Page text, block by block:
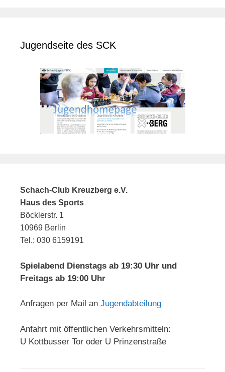
Jugendseite des SCK
Schach-Club Kreuzberg e.V.
Haus des Sports
Böcklerstr. 1
10969 Berlin
Tel.: 030 6159191
Spielabend Dienstags ab 19:30 Uhr und
Freitags ab 19:00 Uhr
Anfragen per Mail an Jugendabteilung
Anfahrt mit öffentlichen Verkehrsmitteln:
U Kottbusser Tor oder U Prinzenstraße